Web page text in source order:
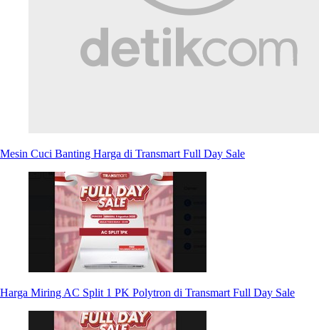
Mesin Cuci Banting Harga di Transmart Full Day Sale
Harga Miring AC Split 1 PK Polytron di Transmart Full Day Sale